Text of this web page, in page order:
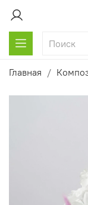
Главная